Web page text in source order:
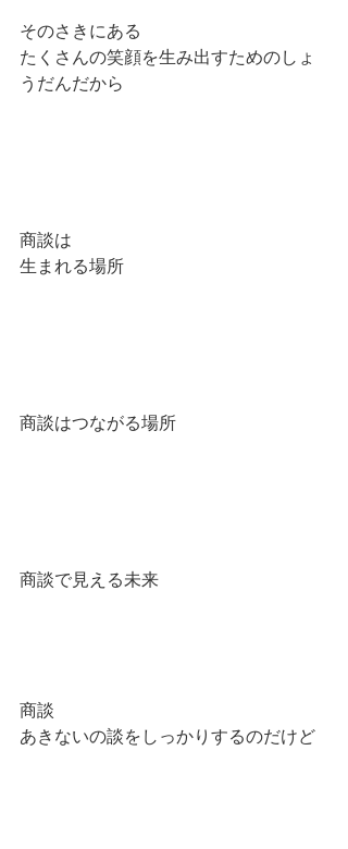
そのさきにある
たくさんの笑顔を生み出すためのしょ
うだんだから
商談は
生まれる場所
商談はつながる場所
商談で見える未来
商談
あきないの談をしっかりするのだけど